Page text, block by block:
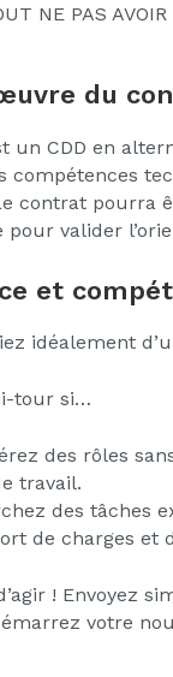
NE PAS AVOIR
du
un CDD en
compétences
contrat pourra
pour valider
et
idéalement
tour si…
des rôles
travail.
des tâches
de charges et
! Envoyez
votre